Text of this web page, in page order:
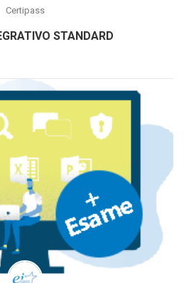
Certipass
STANDARD